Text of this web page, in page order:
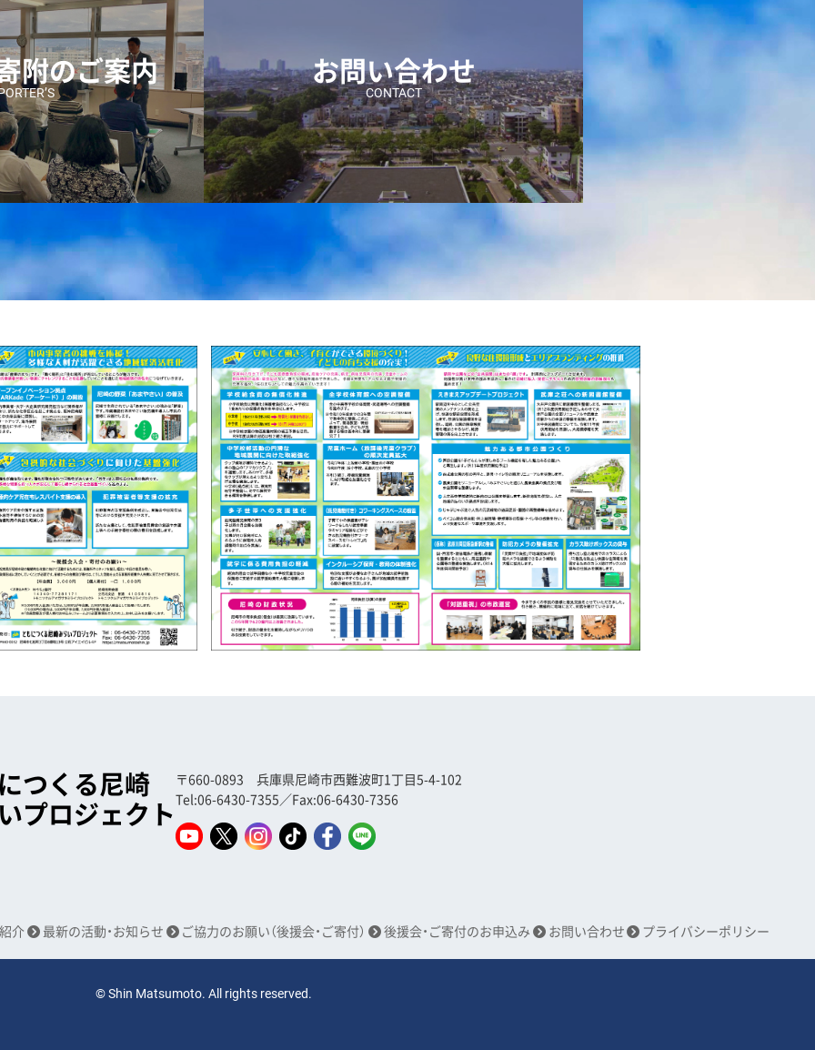
附のご案内 お問い合わせ
CONTACT
つくる尼崎
プロジェクト
〒660-0893 兵庫県尼崎市西難波町1丁目5-4-102
Tel:06-6430-7355／Fax:06-6430-7356
介 最新の活動・お知らせ ご協力のお願い（後援会・ご寄付） 後援会・ご寄付のお申込み お問い合わせ プライバシーポリシー
© Shin Matsumoto. All rights reserved.